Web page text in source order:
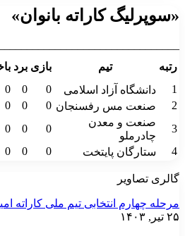
«سوپرلیگ کاراته بانوان»
رتبه
تیم بازی برد
1
دانشگاه آزاد اسلامی 0
0
0
2
صنعت مس رفسنجان 0
0
0
3
صنعت و معدن
چادرملو
0
0
0
4
ستارگان پایتخت 0
0
0
گالری تصاویر
مرحله چهارم انتخابی تیم ملی کاراته
۲۵ تیر, ۱۴۰۳